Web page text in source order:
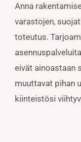
Anna
varastojen,
toteutus.
eivät ainoastaan
muuttavat pihan
kiinteistösi